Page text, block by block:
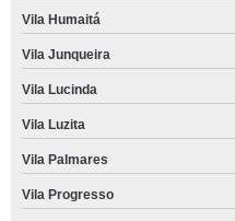
Vila Humaitá
Vila Junqueira
Vila Lucinda
Vila Luzita
Vila Palmares
Vila Progresso